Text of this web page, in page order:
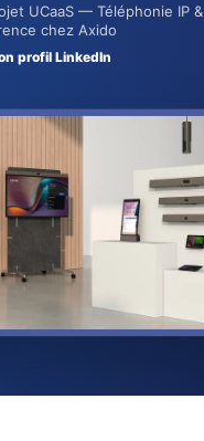
UCaaS — Téléphonie IP &
chez Axido
profil LinkedIn